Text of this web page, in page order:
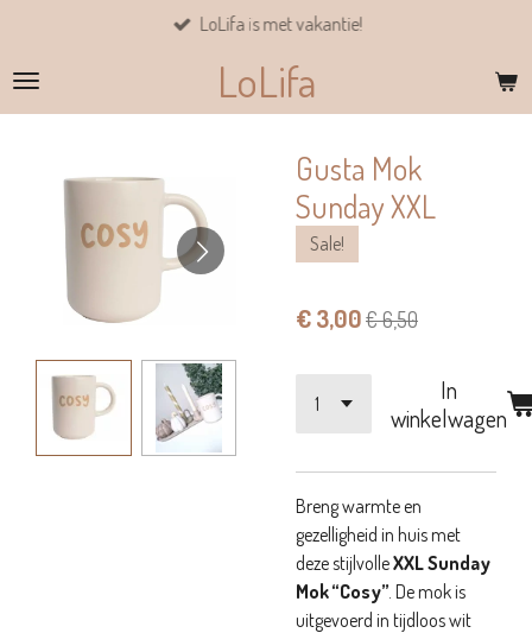
naar
de
LoLifa
LoLifa is met vakantie!
Gusta Mok
Sunday XXL
Sale!
€ 3,00€ 6,50
In
winkelwagen
Breng warmte en
gezelligheid in huis met
deze stijlvolleXXL Sunday
Mok “Cosy”. De mok is
uitgevoerd in tijdloos wit